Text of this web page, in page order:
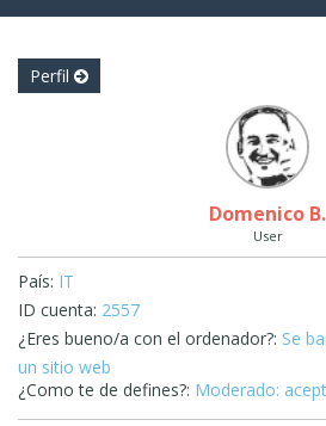
Perfil
Domenico B.
User
País: IT
ID cuenta: 2557
¿Eres bueno/a con el ordenador?: Se
un sitio web
¿Como te de defines?: Moderado: